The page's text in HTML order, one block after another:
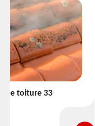
Etanchéité toiture 33